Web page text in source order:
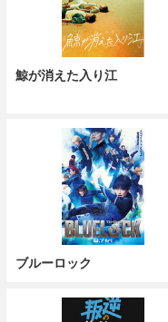
鯨が消えた入り江
ブルーロック